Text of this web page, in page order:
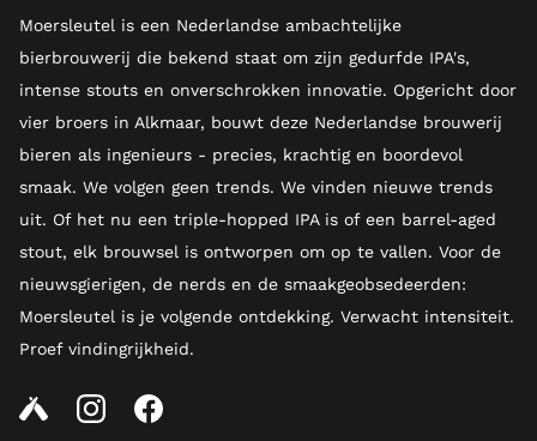
Moersleutel is een Nederlandse ambachtelijke
bierbrouwerij die bekend staat om zijn gedurfde IPA's,
intense stouts en onverschrokken innovatie. Opgericht door
vier broers in Alkmaar, bouwt deze Nederlandse brouwerij
bieren als ingenieurs - precies, krachtig en boordevol
smaak. We volgen geen trends. We vinden nieuwe trends
uit. Of het nu een triple-hopped IPA is of een barrel-aged
stout, elk brouwsel is ontworpen om op te vallen. Voor de
nieuwsgierigen, de nerds en de smaakgeobsedeerden:
Moersleutel is je volgende ontdekking. Verwacht intensiteit.
Proef vindingrijkheid.